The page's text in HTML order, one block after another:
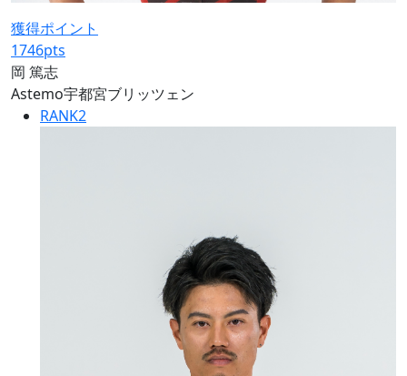
獲得ポイント
1746pts
岡 篤志
Astemo宇都宮ブリッツェン
RANK2